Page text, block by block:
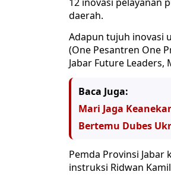
daerah.
Adapun tujuh inovasi
(One Pesantren One
Jabar Future Leaders,
Baca Juga:
Mari Jaga
Bertemu Dubes
Pemda Provinsi
instruksi Ridwan